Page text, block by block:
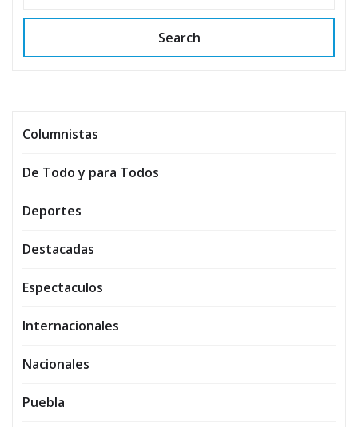
Search
Columnistas
De Todo y para Todos
Deportes
Destacadas
Espectaculos
Internacionales
Nacionales
Puebla